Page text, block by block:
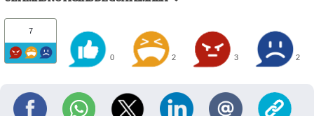
7
0 2 3 2